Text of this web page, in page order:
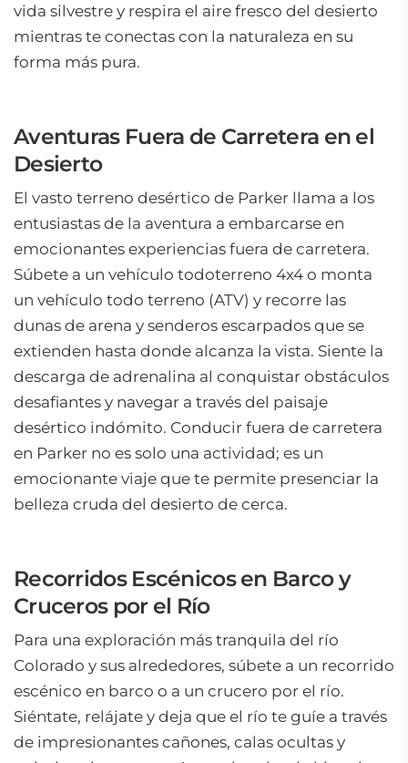
vida silvestre y respira el aire fresco del desierto
mientras te conectas con la naturaleza en su
forma más pura.
Aventuras Fuera de Carretera en el
Desierto
El vasto terreno desértico de Parker llama a los
entusiastas de la aventura a embarcarse en
emocionantes experiencias fuera de carretera.
Súbete a un vehículo todoterreno 4x4 o monta
un vehículo todo terreno (ATV) y recorre las
dunas de arena y senderos escarpados que se
extienden hasta donde alcanza la vista. Siente la
descarga de adrenalina al conquistar obstáculos
desafiantes y navegar a través del paisaje
desértico indómito. Conducir fuera de carretera
en Parker no es solo una actividad; es un
emocionante viaje que te permite presenciar la
belleza cruda del desierto de cerca.
Recorridos Escénicos en Barco y
Cruceros por el Río
Para una exploración más tranquila del río
Colorado y sus alrededores, súbete a un recorrido
escénico en barco o a un crucero por el río.
Siéntate, relájate y deja que el río te guíe a través
de impresionantes cañones, calas ocultas y